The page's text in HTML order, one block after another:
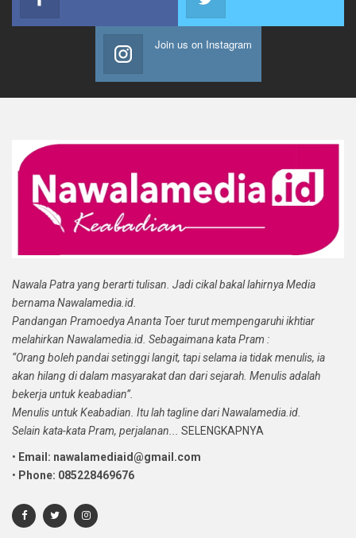
Join us on Instagram
Nawala Patra yang berarti tulisan. Jadi cikal bakal lahirnya Media
bernama Nawalamedia.id.
Pandangan Pramoedya Ananta Toer turut mempengaruhi ikhtiar
melahirkan Nawalamedia.id. Sebagaimana kata Pram :
“Orang boleh pandai setinggi langit, tapi selama ia tidak menulis, ia
akan hilang di dalam masyarakat dan dari sejarah. Menulis adalah
bekerja untuk keabadian”.
Menulis untuk Keabadian. Itu lah tagline dari Nawalamedia.id.
Selain kata-kata Pram, perjalanan...
SELENGKAPNYA
• Email: nawalamediaid@gmail.com
• Phone: 085228469676